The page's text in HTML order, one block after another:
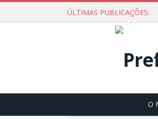
ÚLTIMAS PUBLICAÇÕES:
O